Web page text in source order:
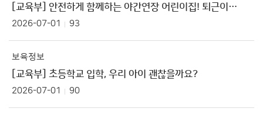
[교육부] 안전하게 함께하는 야간연장 어린이집! 퇴근이 늦어도 걱정하지 마세요!
2026-07-01 93
보육정보
[교육부] 초등학교 입학, 우리 아이 괜찮을까요?
2026-07-01 90